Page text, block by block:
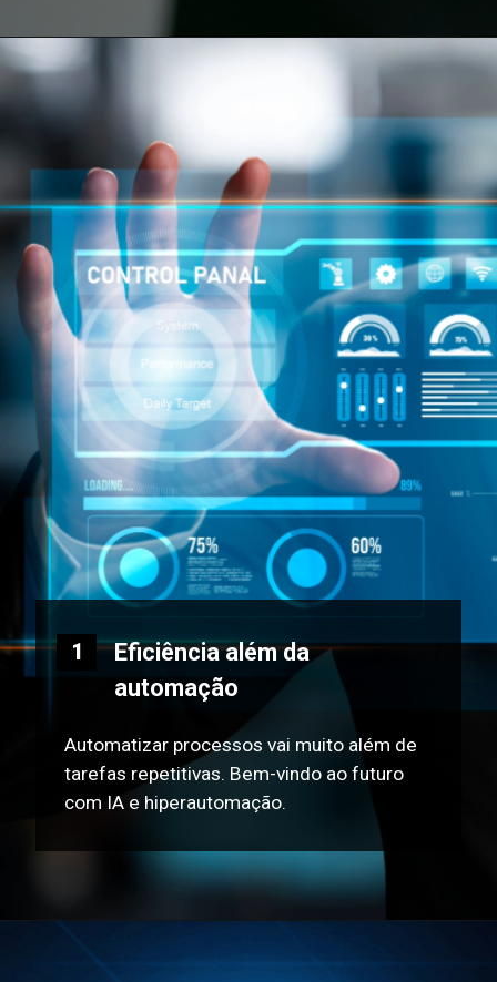
Eficiência além da
automação
Automatizar processos vai muito além de
tarefas repetitivas. Bem-vindo ao futuro
com IA e hiperautomação.
1